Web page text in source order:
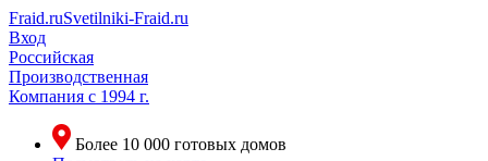
Fraid.ruSvetilniki-Fraid.ru
Вход
Российская
Производственная
Компания с 1994 г.
Более 10 000 готовых домов